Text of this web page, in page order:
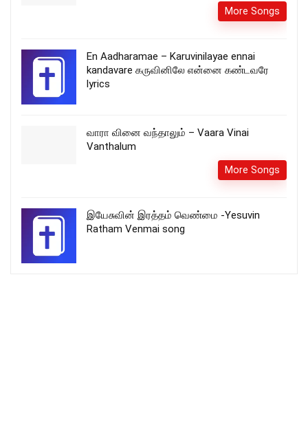
More Songs
En Aadharamae – Karuvinilayae ennai
kandavare கருவினிலே என்னை கண்டவரே
lyrics
வாரா வினை வந்தாலும் – Vaara Vinai
Vanthalum
More Songs
இயேசுவின் இரத்தம் வெண்மை -Yesuvin
Ratham Venmai song